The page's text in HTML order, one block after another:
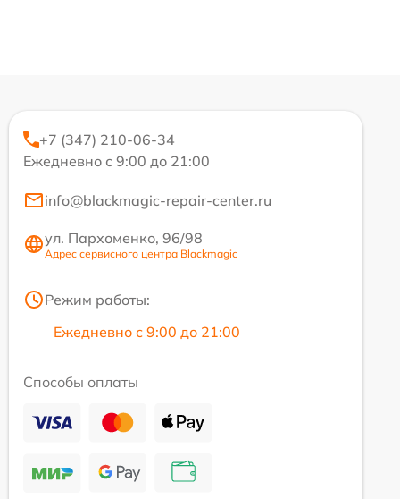
+7 (347) 210-06-34
Ежедневно с 9:00 до 21:00
info@blackmagic-repair-center.ru
ул. Пархоменко, 96/98
Адрес сервисного центра Blackmagic
Режим работы:
Ежедневно с 9:00 до 21:00
Способы оплаты